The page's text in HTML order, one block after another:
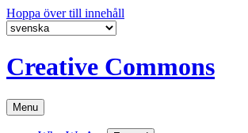
Hoppa över till innehåll
Creative Commons
Menu